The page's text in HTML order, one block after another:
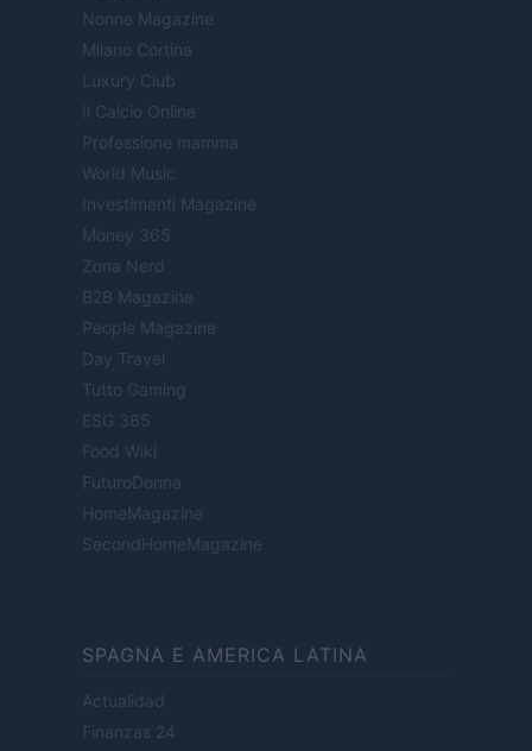
Nonne Magazine
Milano Cortina
Luxury Club
Il Calcio Online
Professione mamma
World Music
Investimenti Magazine
Money 365
Zona Nerd
B2B Magazine
People Magazine
Day Travel
Tutto Gaming
ESG 365
Food Wiki
FuturoDonna
HomeMagazine
SecondHomeMagazine
SPAGNA E AMERICA LATINA
Actualidad
Finanzas 24